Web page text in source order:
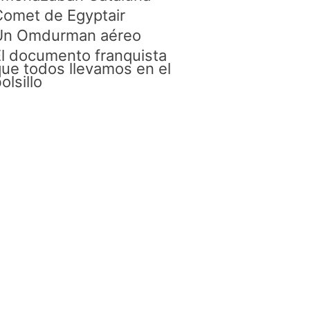
de Egyptair
Omdurman aéreo
documento franquista
todos llevamos en el